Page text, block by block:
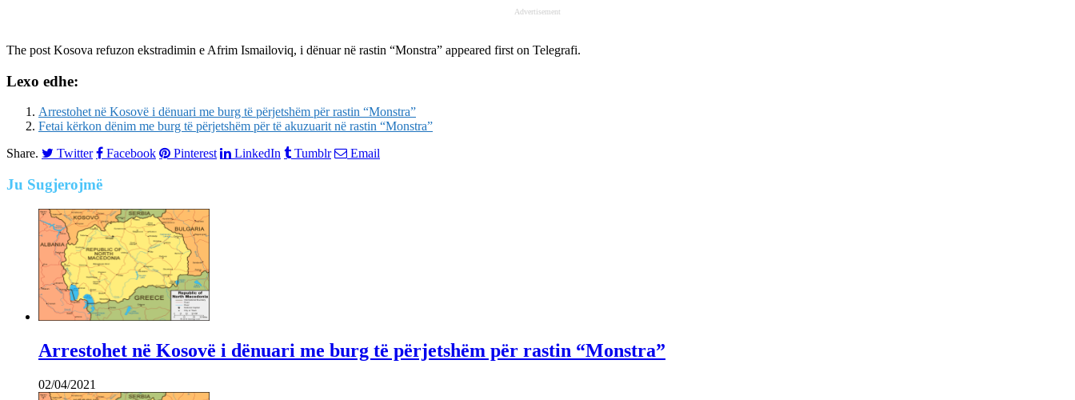
Advertisement
The post Kosova refuzon ekstradimin e Afrim Ismailoviq, i dënuar në rastin “Monstra” appeared first on Telegrafi.
Lexo edhe:
Arrestohet në Kosovë i dënuari me burg të përjetshëm për rastin “Monstra”
Fetai kërkon dënim me burg të përjetshëm për të akuzuarit në rastin “Monstra”
Share.
Twitter Facebook Pinterest LinkedIn Tumblr Email
Ju Sugjerojmë
Arrestohet në Kosovë i dënuari me burg të përjetshëm për rastin “Monstra”
02/04/2021